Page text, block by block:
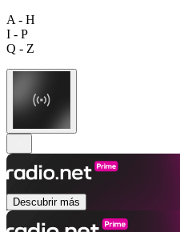
A - H
I - P
Q - Z
Descubrir más